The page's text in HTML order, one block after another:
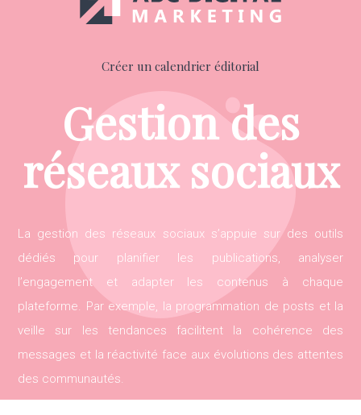
Créer un calendrier éditorial
Gestion des
réseaux sociaux
La gestion des réseaux sociaux s’appuie sur des outils
dédiés pour planifier les publications, analyser
l’engagement et adapter les contenus à chaque
plateforme. Par exemple, la programmation de posts et la
veille sur les tendances facilitent la cohérence des
messages et la réactivité face aux évolutions des attentes
des communautés.